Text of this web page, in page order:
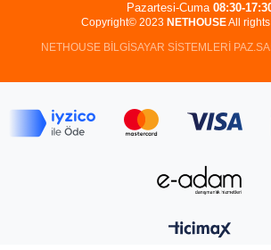
Copyright© 2023 NETHOUSEAll
NETHOUSE BİLGİSAYAR SİSTEMLERİ
Pazartesi-Cuma 08:30-